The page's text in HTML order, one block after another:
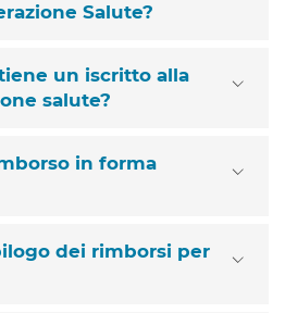
Salute?
un iscritto alla
salute?
in forma
dei rimborsi per